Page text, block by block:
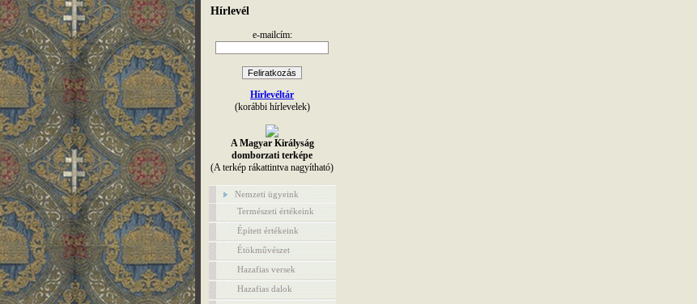
Hírlevél
e-mailcím:
Hírlevéltár
(korábbi hírlevelek)
A Magyar Királyság
domborzati terképe
(A terkép rákattintva nagyítható)
Nemzeti ügyeink
Természeti értékeink
Épített értékeink
Étökművészet
Hazafias versek
Hazafias dalok